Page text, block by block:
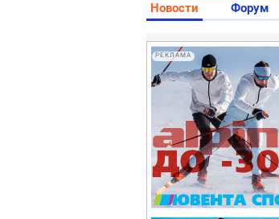
Новости Форум
РЕКЛАМА